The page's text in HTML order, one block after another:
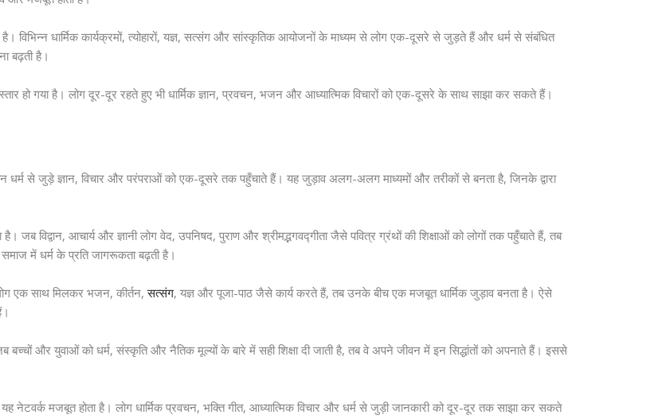
है। विभिन्न धार्मिक कार्यक्रमों, त्योहारों, यज्ञ, सत्संग और सांस्कृतिक आयोजनों के माध्यम से लोग एक-दूसरे से जुड़ते हैं और धर्म से संबंधित
बढ़ती है।
हो गया है। लोग दूर-दूर रहते हुए भी धार्मिक ज्ञान, प्रवचन, भजन और आध्यात्मिक विचारों को एक-दूसरे के साथ साझा कर सकते हैं।
से जुड़े ज्ञान, विचार और परंपराओं को एक-दूसरे तक पहुँचाते हैं। यह जुड़ाव अलग-अलग माध्यमों और तरीकों से बनता है, जिनके द्वारा
जब विद्वान, आचार्य और ज्ञानी लोग वेद, उपनिषद, पुराण और श्रीमद्भगवद्गीता जैसे पवित्र ग्रंथों की शिक्षाओं को लोगों तक पहुँचाते हैं, तब
में धर्म के प्रति जागरूकता बढ़ती है।
एक साथ मिलकर भजन, कीर्तन,सत्संग, यज्ञ और पूजा-पाठ जैसे कार्य करते हैं, तब उनके बीच एक मजबूत धार्मिक जुड़ाव बनता है। ऐसे
बच्चों और युवाओं को धर्म, संस्कृति और नैतिक मूल्यों के बारे में सही शिक्षा दी जाती है, तब वे अपने जीवन में इन सिद्धांतों को अपनाते हैं। इससे
यह नेटवर्क मजबूत होता है। लोग धार्मिक प्रवचन, भक्ति गीत, आध्यात्मिक विचार और धर्म से जुड़ी जानकारी को दूर-दूर तक साझा कर सकते